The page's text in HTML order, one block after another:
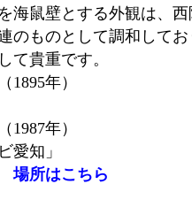
海鼠壁とする外観は、西
のものとして調和して
て貴重です。
年）
年）
愛知」
場所はこちら